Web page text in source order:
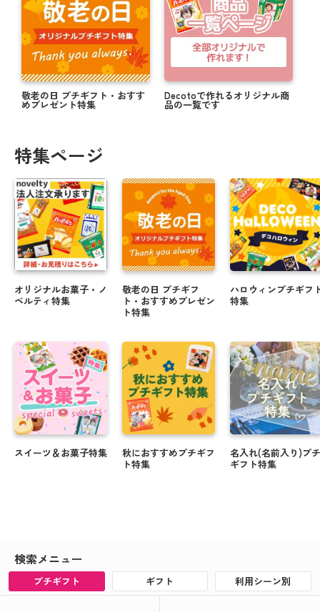
敬老の日 プチギフト・おすす
めプレゼント特集
Decotoで作れるオリジナル商
品の一覧です
特集ページ
オリジナルお菓子・ノ
ベルティ特集
スイーツ＆お菓子特集
敬老の日 プチギフ
ト・おすすめプレゼン
ト特集
秋におすすめプチギフ
ト特集
ハロウィンプチギフ
特集
名入れ(名前入り)プチ
ギフト特集
検索メニュー
プチギフト ギフト 利用シーン別